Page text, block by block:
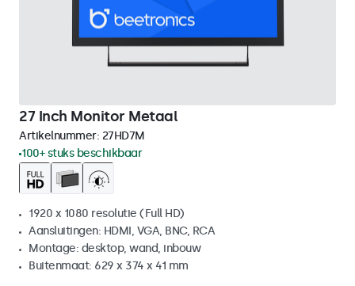
27 Inch Monitor Metaal
Artikelnummer: 27HD7M
100+ stuks beschikbaar
1920 x 1080 resolutie (Full HD)
Aansluitingen: HDMI, VGA, BNC, RCA
Montage: desktop, wand, inbouw
Buitenmaat: 629 x 374 x 41 mm